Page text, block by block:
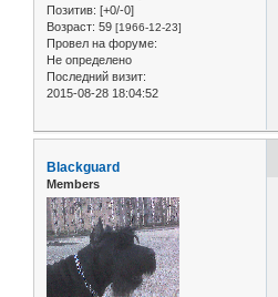
Позитив: [+0/-0]
Возраст: 59 [1966-12-23]
Провел на форуме:
Не определено
Последний визит:
2015-08-28 18:04:52
Blackguard
Members